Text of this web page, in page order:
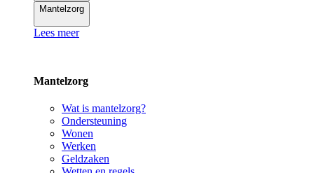
Mantelzorg
Lees meer
Mantelzorg
Wat is mantelzorg?
Ondersteuning
Wonen
Werken
Geldzaken